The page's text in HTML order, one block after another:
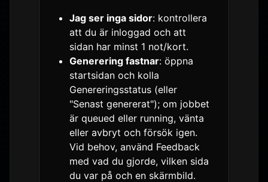
Jag ser inga sidor: kontrollera
att du är inloggad och att
sidan har minst 1 not/kort.
Generering fastnar: öppna
startsidan och kolla
Genereringsstatus (eller
"Senast genererat"); om jobbet
är queued eller running, vänta
eller avbryt och försök igen.
Vid behov, använd Feedback
med vad du gjorde, vilken sida
du var på och en skärmbild.